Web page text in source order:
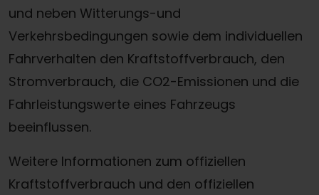
und neben Witterungs-und
Verkehrsbedingungen sowie dem individuellen
Fahrverhalten den Kraftstoffverbrauch, den
Stromverbrauch, die CO2-Emissionen und die
Fahrleistungswerte eines Fahrzeugs
beeinflussen.
Weitere Informationen zum offiziellen
Kraftstoffverbrauch und den offiziellen